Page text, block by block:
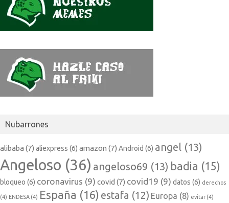
Nubarrones
alibaba (7) aliexpress (6) amazon (7) Android (6) angel (13)
Angeloso (36) angeloso69 (13) badia (15)
bloqueo (6) coronavirus (9) covid (7) covid19 (9) datos (6) derechos
(4) ENDESA (4) España (16) estafa (12) Europa (8) evitar (4)